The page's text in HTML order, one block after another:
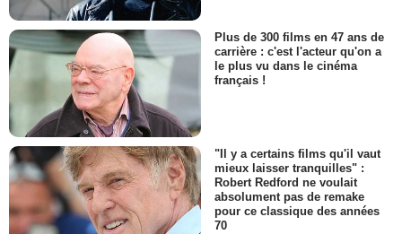
Plus de 300 films en 47 ans de
carrière : c'est l'acteur qu'on a
le plus vu dans le cinéma
français !
"Il y a certains films qu'il vaut
mieux laisser tranquilles" :
Robert Redford ne voulait
absolument pas de remake
pour ce classique des années
70